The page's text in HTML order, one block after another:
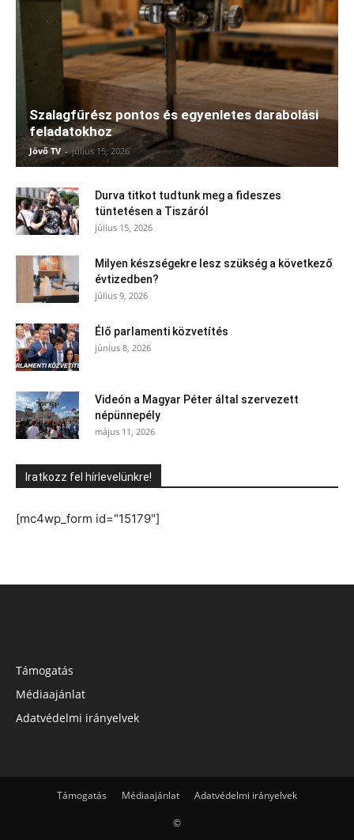
Szalagfűrész pontos és egyenletes darabolási
feladatokhoz
Jövő TV - július 15, 2026
Durva titkot tudtunk meg a fideszes
tüntetésen a Tiszáról
július 15, 2026
Milyen készségekre lesz szükség a következő
évtizedben?
július 9, 2026
Élő parlamenti közvetítés
június 8, 2026
Videón a Magyar Péter által szervezett
népünnepély
május 11, 2026
Iratkozz fel hírlevelünkre!
[mc4wp_form id="15179"]
Támogatás
Médiaajánlat
Adatvédelmi irányelvek
Támogatás Médiaajánlat Adatvédelmi irányelvek
©